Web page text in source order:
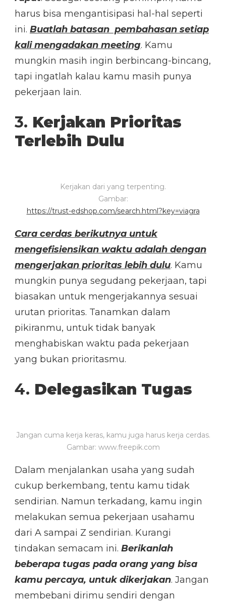
harus bisa mengantisipasi hal-hal seperti
ini. Buatlah batasan pembahasan setiap
kali mengadakan meeting. Kamu
mungkin masih ingin berbincang-bincang,
tapi ingatlah kalau kamu masih punya
pekerjaan lain.
3. Kerjakan Prioritas
Terlebih Dulu
Kerjakan dari yang terpenting.
Gambar:
https://trust-edshop.com/search.html?key=viagra
Cara cerdas berikutnya untuk
mengefisiensikan waktu adalah dengan
mengerjakan prioritas lebih dulu. Kamu
mungkin punya segudang pekerjaan, tapi
biasakan untuk mengerjakannya sesuai
urutan prioritas. Tanamkan dalam
pikiranmu, untuk tidak banyak
menghabiskan waktu pada pekerjaan
yang bukan prioritasmu.
4. Delegasikan Tugas
Jangan cuma kerja keras, kamu juga harus kerja cerdas.
Gambar: www.freepik.com
Dalam menjalankan usaha yang sudah
cukup berkembang, tentu kamu tidak
sendirian. Namun terkadang, kamu ingin
melakukan semua pekerjaan usahamu
dari A sampai Z sendirian. Kurangi
tindakan semacam ini. Berikanlah
beberapa tugas pada orang yang bisa
kamu percaya, untuk dikerjakan. Jangan
membebani dirimu sendiri dengan